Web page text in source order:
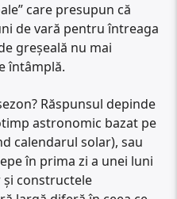
care presupun că
de vară pentru întreaga
greșeală nu mai
întâmplă.
Răspunsul depinde
astronomic bazat pe
calendarul solar), sau
în prima zi a unei luni
și constructele